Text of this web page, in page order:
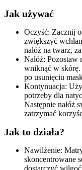
Jak używać
Oczyść: Zacznij
zwiększyć
nałóż na twarz,
Nałóż: Pozostaw
wniknąć w skórę.
po usunięciu
Kontynuacja:
potrzeby dla
Następnie nałóż
zatrzymać
Jak to działa?
Nawilżenie:
skoncentrowane
dostarczyć